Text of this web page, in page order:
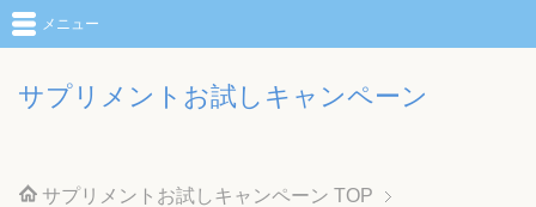
サプリメントお試しキャンペーン
メニュー
サプリメントお試しキャンペーン TOP